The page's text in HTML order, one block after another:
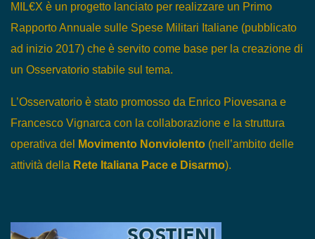
MIL€X è un progetto lanciato per realizzare un Primo
Rapporto Annuale sulle Spese Militari Italiane (pubblicato
ad inizio 2017) che è servito come base per la creazione di
un Osservatorio stabile sul tema.
L’Osservatorio è stato promosso da Enrico Piovesana e
Francesco Vignarca con la collaborazione e la struttura
operativa del
Movimento Nonviolento (nell’ambito delle
attività della Rete Italiana Pace e Disarmo).